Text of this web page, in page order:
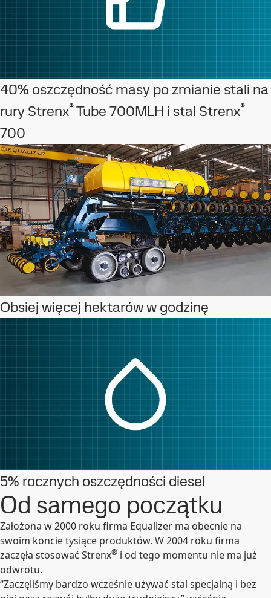
40% oszczędność masy po zmianie stali na
rury Strenx®Tube 700MLH i stal Strenx®
700
Obsiej więcej hektarów w godzinę
5% rocznych oszczędności diesel
Od samego początku
Założona w 2000 roku firma Equalizer ma obecnie na
swoim koncie tysiące produktów. W 2004 roku firma
zaczęła stosować Strenx® i od tego momentu nie ma już
odwrotu.
“Zaczęliśmy bardzo wcześnie używać stal specjalną i bez